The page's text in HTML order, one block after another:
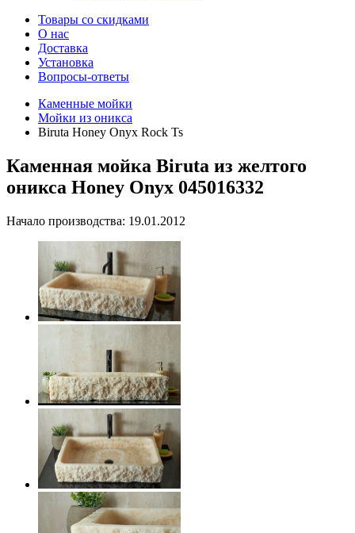
Товары со скидками
О нас
Доставка
Установка
Вопросы-ответы
Каменные мойки
Мойки из оникса
Biruta Honey Onyx Rock Ts
Каменная мойка Biruta из желтого
оникса Honey Onyx 045016332
Начало производства: 19.01.2012